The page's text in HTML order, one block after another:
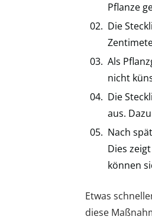
Pflanze
Die
Als
nicht
Die
aus.
Nach
Dies
können
Etwas
diese